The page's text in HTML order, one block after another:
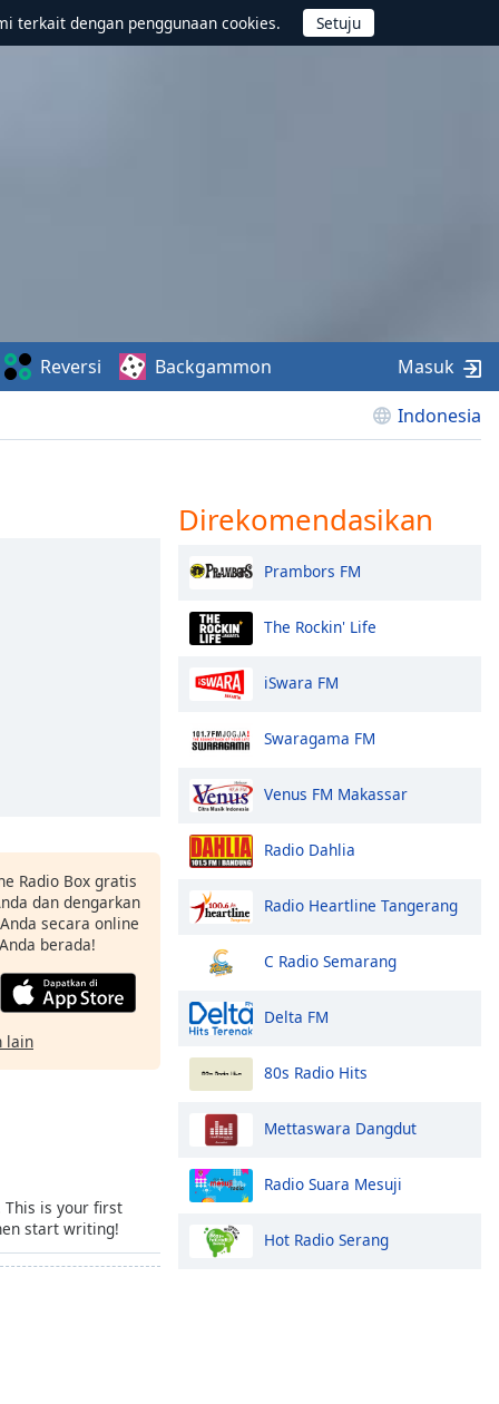
terkait dengan penggunaan cookies.
Indonesia
Reversi Backgammon Masuk
Radio Box gratis
dan dengarkan
secara online
berada!
lain
This is your first
start writing!
Direkomendasikan
Prambors FM
The Rockin' Life
iSwara FM
Swaragama FM
Venus FM Makassar
Radio Dahlia
Radio Heartline Tangerang
C Radio Semarang
Delta FM
80s Radio Hits
Mettaswara Dangdut
Radio Suara Mesuji
Hot Radio Serang